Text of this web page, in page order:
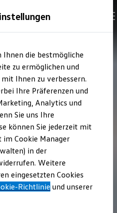
und Gebrauchtwagen
Gebrauchtwagen
bei Gebrauchtwagen
Ihnen die bestmögliche
zu ermöglichen und
Ihnen zu verbessern.
Ihre Präferenzen und
Analytics und
Sie uns Ihre
können Sie jederzeit mit
Cookie Manager
in der
Weitere
eingesetzten Cookies
Richtlinie und unserer